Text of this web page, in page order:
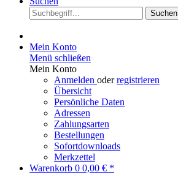
Suchen
Mein Konto
Menü schließen
Mein Konto
Anmelden oderregistrieren
Übersicht
Persönliche Daten
Adressen
Zahlungsarten
Bestellungen
Sofortdownloads
Merkzettel
Warenkorb 0 0,00 € *